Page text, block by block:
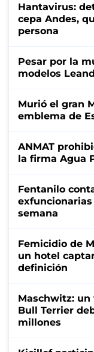
Hantavirus:
cepa Andes,
persona
Pesar por la
modelos
Murió el gran
emblema de
ANMAT
la firma Agua
Fentanilo
exfuncionarias
semana
Femicidio de
un hotel
definición
Maschwitz: un
Bull Terrier
millones